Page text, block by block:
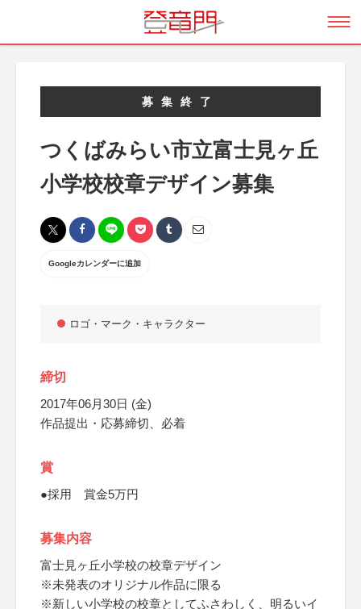
募集終了
つくばみらい市立富士見ヶ丘
小学校校章デザイン募集
Googleカレンダーに追加
ロゴ・マーク・キャラクター
締切
2017年06月30日 (金)
作品提出・応募締切、必着
賞
●採用 賞金5万円
募集内容
富士見ヶ丘小学校の校章デザイン
※未発表のオリジナル作品に限る
※新しい小学校の校章としてふさわしく、明るいイ